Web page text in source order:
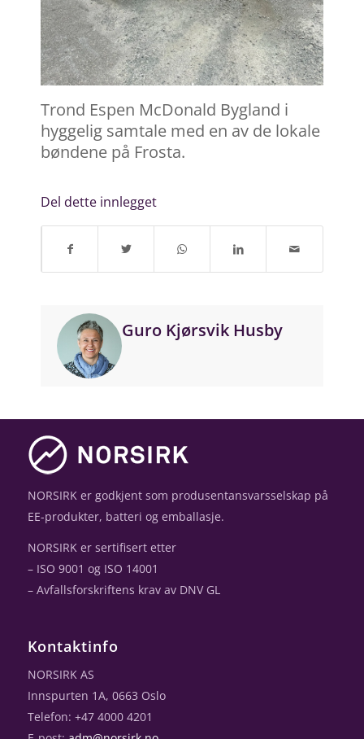
Trond Espen McDonald Bygland i
hyggelig samtale med en av de lokale
bøndene på Frosta.
Del dette innlegget
Guro Kjørsvik Husby
NORSIRK er godkjent som produsentansvarsselskap på
EE-produkter, batteri og emballasje.
NORSIRK er sertifisert etter
– ISO 9001 og ISO 14001
– Avfallsforskriftens krav av DNV GL
Kontaktinfo
NORSIRK AS
Innspurten 1A, 0663 Oslo
Telefon: +47 4000 4201